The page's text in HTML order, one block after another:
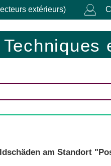
extérieurs)
am Standort